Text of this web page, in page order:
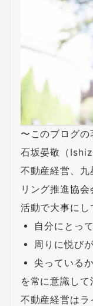
〜このブログの
石坂晏敬（
不動産経営、
リング推進協会
活動で大事にし
自分にとっ
周りに悦び
尖っている
を常に意識して
不動産経営はラ